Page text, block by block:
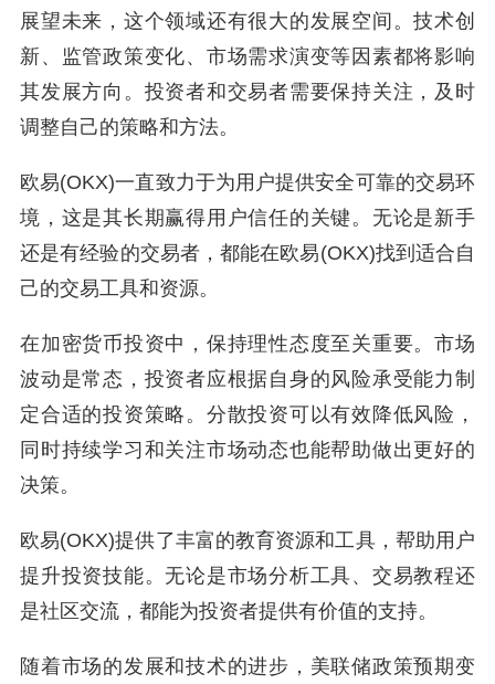
展望未来，这个领域还有很大的发展空间。技术创
新、监管政策变化、市场需求演变等因素都将影响
其发展方向。投资者和交易者需要保持关注，及时
调整自己的策略和方法。
欧易(OKX)一直致力于为用户提供安全可靠的交易环
境，这是其长期赢得用户信任的关键。无论是新手
还是有经验的交易者，都能在欧易(OKX)找到适合自
己的交易工具和资源。
在加密货币投资中，保持理性态度至关重要。市场
波动是常态，投资者应根据自身的风险承受能力制
定合适的投资策略。分散投资可以有效降低风险，
同时持续学习和关注市场动态也能帮助做出更好的
决策。
欧易(OKX)提供了丰富的教育资源和工具，帮助用户
提升投资技能。无论是市场分析工具、交易教程还
是社区交流，都能为投资者提供有价值的支持。
随着市场的发展和技术的进步，美联储政策预期变